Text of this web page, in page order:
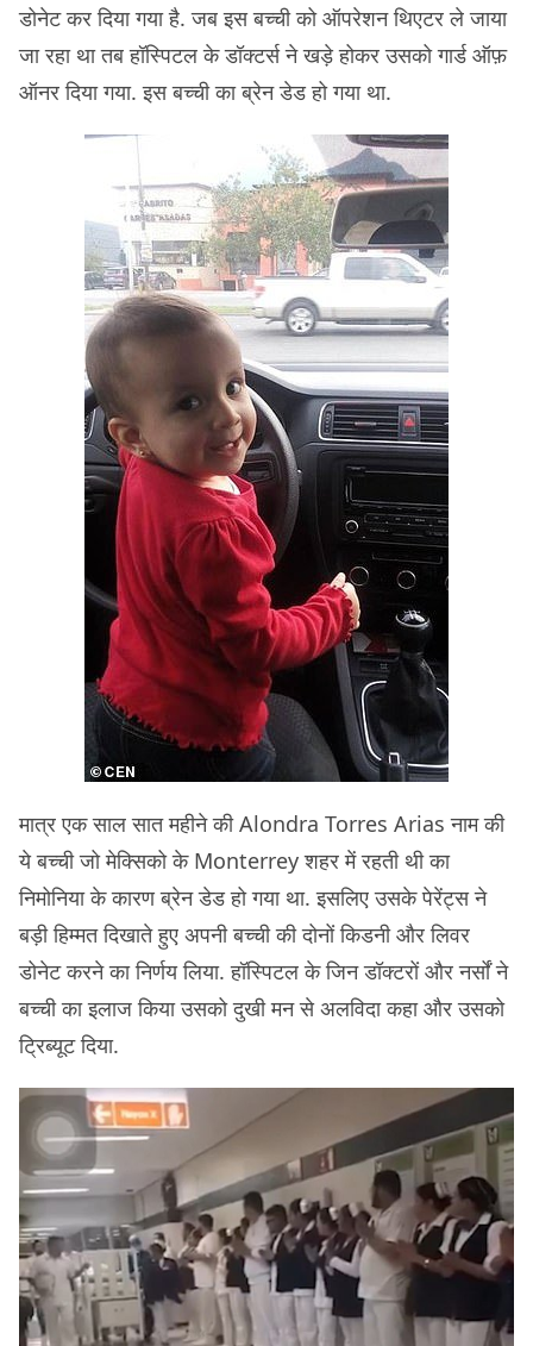
डोनेट कर दिया गया है. जब इस बच्ची को ऑपरेशन थिएटर ले जाया
जा रहा था तब हॉस्पिटल के डॉक्टर्स ने खड़े होकर उसको गार्ड ऑफ़
ऑनर दिया गया. इस बच्ची का ब्रेन डेड हो गया था.
मात्र एक साल सात महीने की Alondra Torres Arias नाम की
ये बच्ची जो मेक्सिको के Monterrey शहर में रहती थी का
निमोनिया के कारण ब्रेन डेड हो गया था. इसलिए उसके पेरेंट्स ने
बड़ी हिम्मत दिखाते हुए अपनी बच्ची की दोनों किडनी और लिवर
डोनेट करने का निर्णय लिया. हॉस्पिटल के जिन डॉक्टरों और नर्सों ने
बच्ची का इलाज किया उसको दुखी मन से अलविदा कहा और उसको
ट्रिब्यूट दिया.